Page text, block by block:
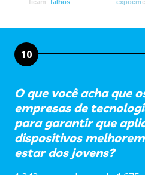
expõem
falhos
ficam
10
O que você acha que
empresas de
para garantir que
dispositivos
estar dos jovens?